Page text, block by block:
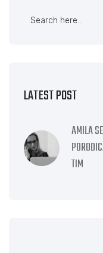
LATEST POST
AMILA
TIM